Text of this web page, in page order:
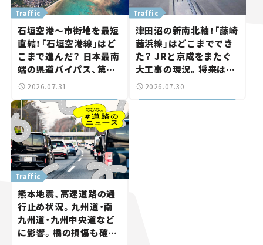
Traffic
石垣空港～市街地を最短
直結！「石垣空港線」はど
こまで進んだ？ 日本最南
端の県道バイパス、第2
工区も延伸開通 【いま気
2026.07.31
Traffic
津田沼の新南北軸！「藤崎
茜浜線」はどこまででき
た？ JRと京成をまたぐ
大工事の現況。将来は
「習志野～鎌ケ谷」を最短
2026.07.30
Traffic
熊本地震、高速道路の通
行止め状況。九州道・南
九州道・九州中央道など
に影響。橋の損傷も確認